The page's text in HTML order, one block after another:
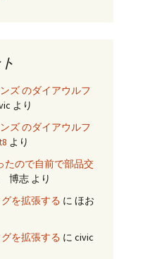
ズ のダイアウルフ
より
ズ のダイアウルフ
より
たので自前で部品交
博志 より
を拡張する に ほお
を拡張する に civic